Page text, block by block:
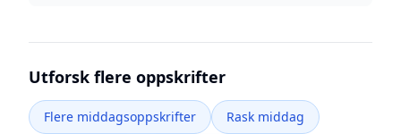
Utforsk flere oppskrifter
Flere middagsoppskrifter
Rask middag